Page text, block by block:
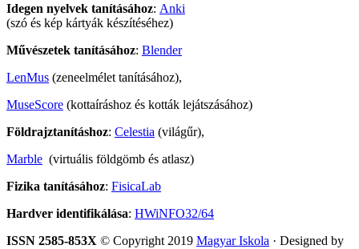
Idegen nyelvek tanításához: Anki
(szó és kép kártyák készítéséhez)
Művészetek tanításához: Blender
LenMus (zeneelmélet tanításához),
MuseScore (kottaíráshoz és kották lejátszásához)
Földrajztanításhoz: Celestia (világűr),
Marble (virtuális földgömb és atlasz)
Fizika tanításához: FisicaLab
Hardver identifikálása: HWiNFO32/64
ISSN 2585-853X © Copyright 2019 Magyar Iskola · Designed by